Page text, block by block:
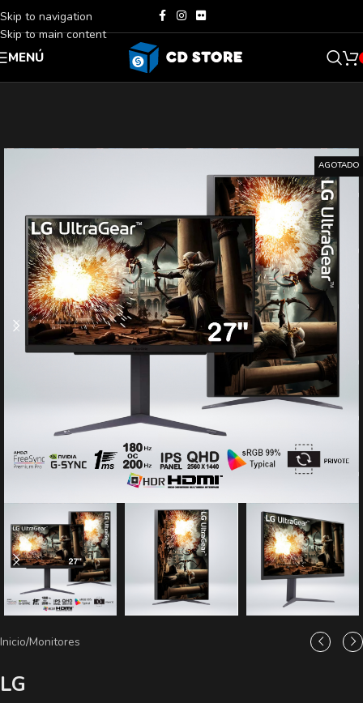
Skip to navigation
Skip to main content
MENÚ
AGOTADO
Inicio/Monitores
LG